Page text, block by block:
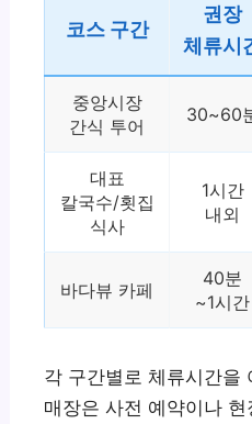
코스 구간
권장
체류시
중앙시장
간식 투어
30~60
대표
칼국수/횟집
식사
1시간
내외
바다뷰 카페
40분
~1시간
각 구간별로 체류시간을
매장은 사전 예약이나